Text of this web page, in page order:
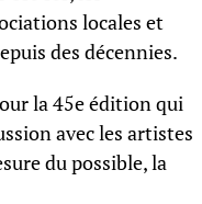
locales et
des décennies.
la 45e édition qui
avec les artistes
du possible, la